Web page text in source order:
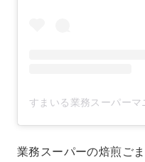
業務スーパーの焙煎ご